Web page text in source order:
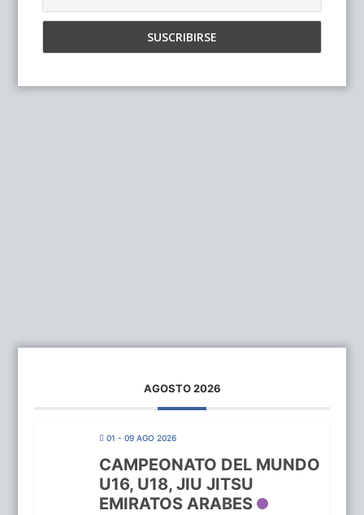
AGOSTO 2026
01 - 09 AGO 2026
CAMPEONATO DEL MUNDO
U16, U18, JIU JITSU
EMIRATOS ARABES